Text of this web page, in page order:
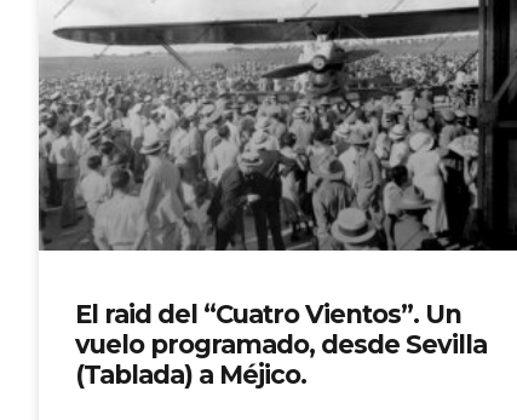
El raid del “Cuatro Vientos”. Un
vuelo programado, desde Sevilla
(Tablada) a Méjico.